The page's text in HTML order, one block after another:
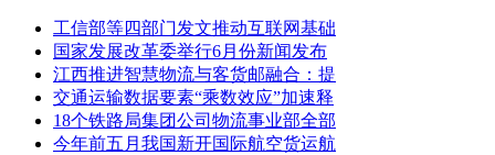
工信部等四部门发文推动互联网基础
国家发展改革委举行6月份新闻发布
江西推进智慧物流与客货邮融合：提
交通运输数据要素“乘数效应”加速释
18个铁路局集团公司物流事业部全部
今年前五月我国新开国际航空货运航